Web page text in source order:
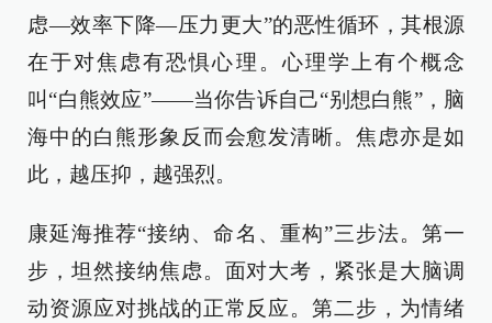
虑—效率下降—压力更大”的恶性循环，其根源
在于对焦虑有恐惧心理。心理学上有个概念
叫“白熊效应”——当你告诉自己“别想白熊”，脑
海中的白熊形象反而会愈发清晰。焦虑亦是如
此，越压抑，越强烈。
康延海推荐“接纳、命名、重构”三步法。第一
步，坦然接纳焦虑。面对大考，紧张是大脑调
动资源应对挑战的正常反应。第二步，为情绪